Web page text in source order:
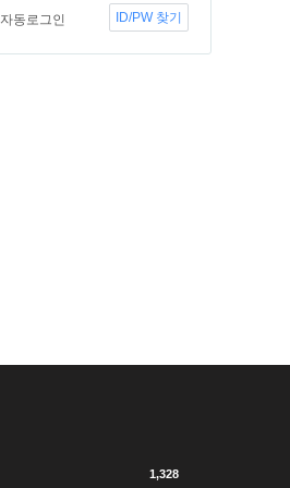
자동로그인 ID/PW 찾기
1,328